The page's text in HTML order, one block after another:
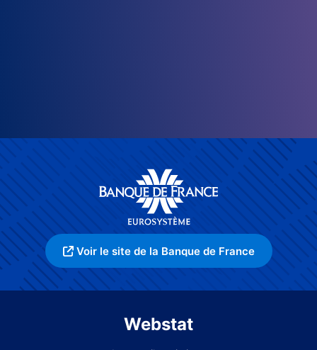
Voir le site de la Banque de France
Webstat